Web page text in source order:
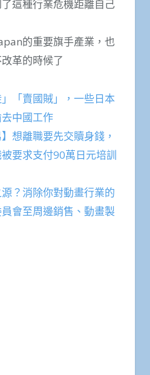
這種行業危機距離自己
的重要旗手產業，也
革的時候了
「賣國賊」，一些日本
中國工作
想離職要先交贖身錢，
要求支付90萬日元培訓
？消除你對動畫行業的
會至周邊銷售、動畫製